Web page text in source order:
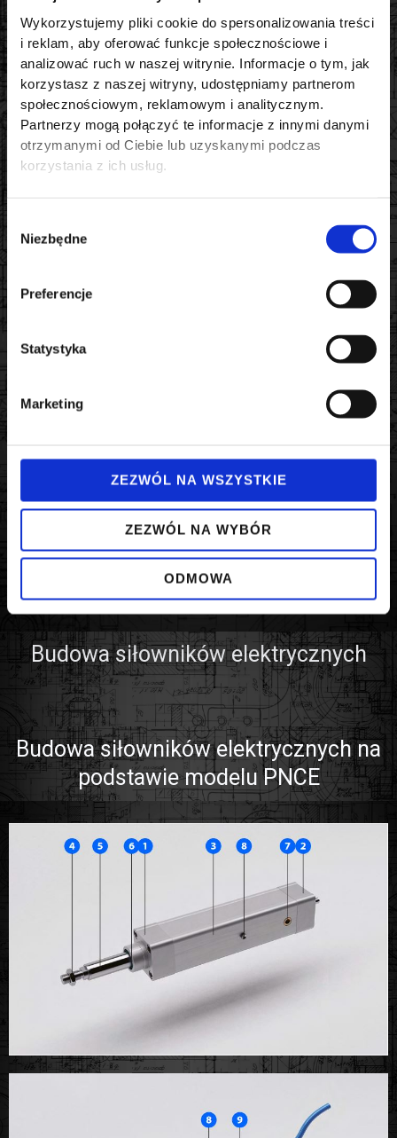
Wykorzystujemy pliki cookie do spersonalizowania treści
i reklam, aby oferować funkcje społecznościowe i
analizować ruch w naszej witrynie. Informacje o tym, jak
korzystasz z naszej witryny, udostępniamy partnerom
społecznościowym, reklamowym i analitycznym.
Partnerzy mogą połączyć te informacje z innymi danymi
otrzymanymi od Ciebie lub uzyskanymi podczas
korzystania z ich usług.
zgody
Niezbędne
Preferencje
Statystyka
Marketing
ZEZWÓL NA WSZYSTKIE
ZEZWÓL NA WYBÓR
ODMOWA
powtarzalności i dokładności – siłowniki te są rozwiązaniem
pierwszego wyboru. Również tam, gdzie wymagana jest szybka
reakcja i dynamiczna regulacja położenia, zapewniają optymalne
parametry pracy.
Odporność i trwałość eksploatacyjna
Zabezpieczenia i czynniki środowiskowe:
IP65CR– wersja chemoodporna do trudnych warunków.
Poza tym, dostępne są wersje z pokryciem anodyzowanym oraz
dodatkowym uszczelnieniem tłoczyska. W rezultacie siłowniki te
farmaceutycznym i chemicznym.
W konstrukcji przewidziano możliwość podłączenia
smarowniczki, co więcej, cykliczne smarowanie zwiększa
żywotność układu nawet o 30%.
Zatem serwisowanie jest łatwe i szybkie, bez konieczności
demontażu siłownika.
Budowa siłowników elektrycznych
Budowa siłowników elektrycznych na
podstawie modelu PNCE